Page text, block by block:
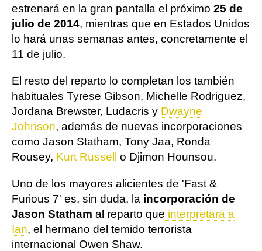
estrenará en la gran pantalla el próximo 25 de
julio de 2014, mientras que en Estados Unidos
lo hará unas semanas antes, concretamente el
11 de julio.
El resto del reparto lo completan los también
habituales Tyrese Gibson, Michelle Rodriguez,
Jordana Brewster, Ludacris y Dwayne
Johnson, además de nuevas incorporaciones
como Jason Statham, Tony Jaa, Ronda
Rousey, Kurt Russell o Djimon Hounsou.
Uno de los mayores alicientes de 'Fast &
Furious 7' es, sin duda, la incorporación de
Jason Statham al reparto que interpretará a
Ian, el hermano del temido terrorista
internacional Owen Shaw.